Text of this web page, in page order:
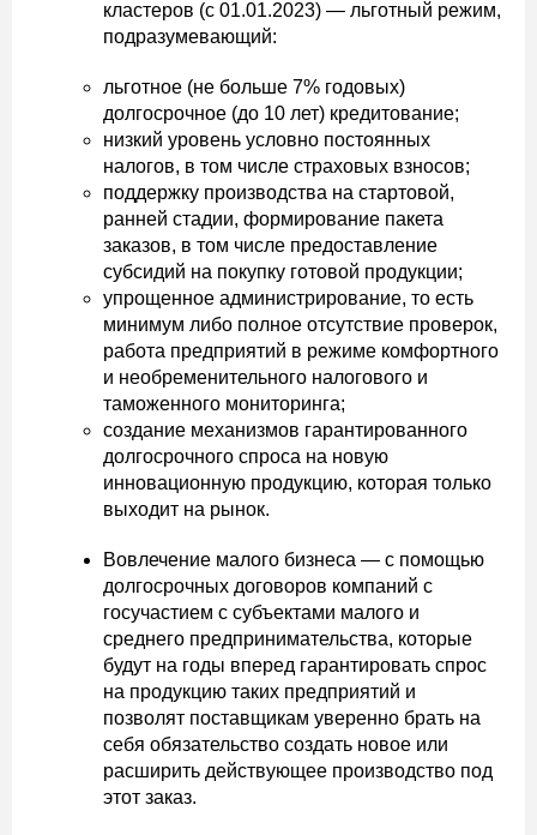
кластеров (с 01.01.2023) — льготный режим,
подразумевающий:
льготное (не больше 7% годовых)
долгосрочное (до 10 лет) кредитование;
низкий уровень условно постоянных
налогов, в том числе страховых взносов;
поддержку производства на стартовой,
ранней стадии, формирование пакета
заказов, в том числе предоставление
субсидий на покупку готовой продукции;
упрощенное администрирование, то есть
минимум либо полное отсутствие проверок,
работа предприятий в режиме комфортного
и необременительного налогового и
таможенного мониторинга;
создание механизмов гарантированного
долгосрочного спроса на новую
инновационную продукцию, которая только
выходит на рынок.
Вовлечение малого бизнеса — с помощью
долгосрочных договоров компаний с
госучастием с субъектами малого и
среднего предпринимательства, которые
будут на годы вперед гарантировать спрос
на продукцию таких предприятий и
позволят поставщикам уверенно брать на
себя обязательство создать новое или
расширить действующее производство под
этот заказ.